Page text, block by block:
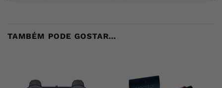
TAMBÉM PODE GOSTAR…